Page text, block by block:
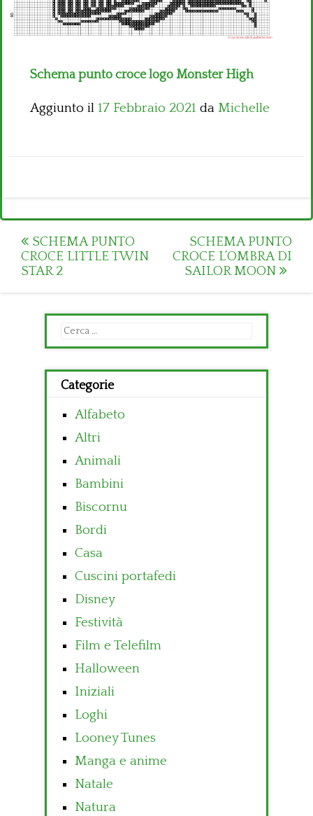
Schema punto croce logo Monster High
Aggiunto il 17 Febbraio 2021 da Michelle
Post
navigation
SCHEMA PUNTO
CROCE LITTLE TWIN
STAR 2
SCHEMA PUNTO
CROCE L’OMBRA DI
SAILOR MOON
Ricerca
per:
Categorie
Alfabeto
Altri
Animali
Bambini
Biscornu
Bordi
Casa
Cuscini portafedi
Disney
Festività
Film e Telefilm
Halloween
Iniziali
Loghi
Looney Tunes
Manga e anime
Natale
Natura